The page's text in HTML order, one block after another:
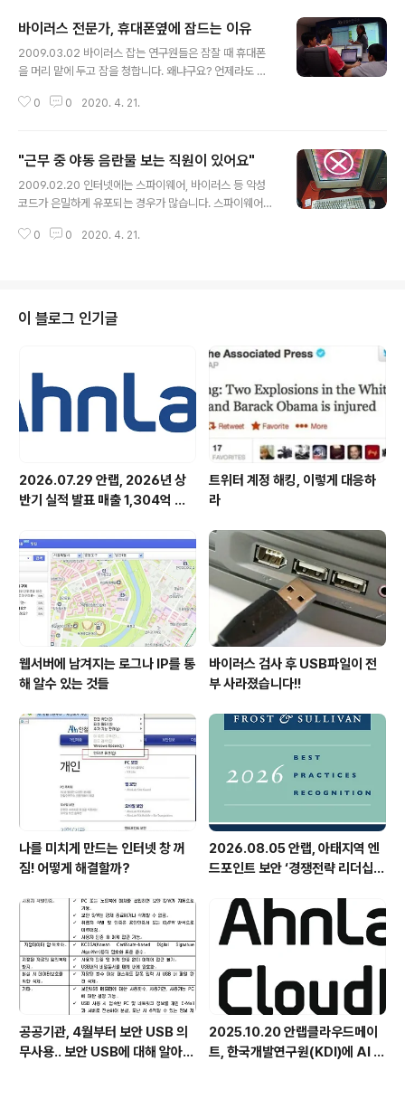
바이러스 전문가, 휴대폰옆에 잠드는 이유
2009.03.02 바이러스 잡는 연구원들은 잠잘 때 휴대폰
을 머리 맡에 두고 잠을 청합니다. 왜냐구요? 언제라도 긴
기 때문입니다. 바이러스를 포함한 악성코드는 24시간 36
해야 합니다. "미팅 중인데 회사로 돌아오라구요?" 어느 토
요일 오후, 차 연구원은 휴대폰 한통을 받았습니다. 회사로
부터 긴급 전화였습니다. 팀장은 개인 일정에 상관없이 전
시 주말을 맞아 모처럼 아리따운 여성과 미팅 중이었는데
0 0 2020. 4. 21.
"근무 중 야동 음란물 보는 직원이 있어요"
2009.02.20 인터넷에는 스파이웨어, 바이러스 등 악성
코드가 은밀하게 유포되는 경우가 많습니다. 스파이웨어와
에는 본의아니게 오해를 받는 경우가 발생하기도 합니다.
있어요." 어느날 C모 ASEC(시큐리티대응센터) 센터장에
게 K모 여직원으로부터 항의 메일이 들어왔습니다. 센터장
은 K여직원에게 별도로 소상히 자초지종을 들었습니다. 센
터장은 K여직원을 이야기를 듣고나서 뭔가 오해가 있다는
것을 알았습니다. K여직원은 사실 ASEC의 업무에 대해
자세히 모르는 신입이었습니다. 센터장..
0 0 2020. 4. 21.
이 블로그 인기글
2026.07.29 안랩, 2026년 상
반기 실적 발표 매출 1,304억 원,
트위터 계정 해킹, 이렇게 대응하
라
웹서버에 남겨지는 로그나 IP를 통
해 알수 있는 것들
바이러스 검사 후 USB파일이 전
부 사라졌습니다!!
나를 미치게 만드는 인터넷 창 꺼
짐! 어떻게 해결할까?
2026.08.05 안랩, 아태지역 엔
드포인트 보안 ‘경쟁전략 리더십’
공공기관, 4월부터 보안 USB 의
무사용.. 보안 USB에 대해 알아봅
2025.10.20 안랩클라우드메이
트, 한국개발연구원(KDI)에 AI 어